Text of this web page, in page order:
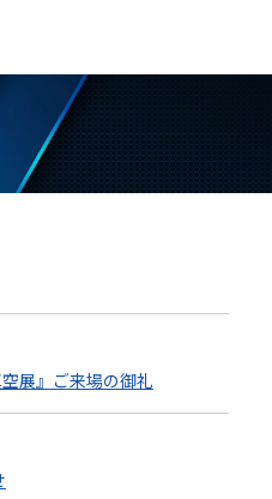
空展』ご来場の御礼